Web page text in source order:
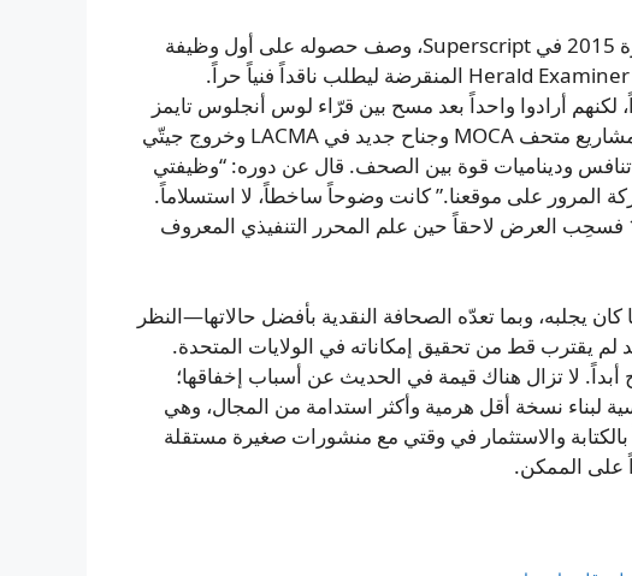
عرف نايت حدود الصناعة من تجربته. في محاضرة 2015 في Superscript، وصف حصوله على أول وظيفة
صحفية عام 1980 عندما اتصل محرر في صحيفة Herald Examiner المنقرضة ليطلب ناقداً فنياً حراً.
يوظف قط ناقداً، لكنهم أرادوا واحداً بعد مسح بين قرّاء لوس أنجلوس تايمز
كشف رغبة بمزيد من التغطية الفنية—خاصة مع مشاريع متحف MOCA وجناح جديد في LACMA وخروج جيتّي
تنافس وديناميات قوة بين الصحف. قال عن دوره: “وظيفتي
المرور على موقعنا.” كانت وضوحاً ساخطاً، لا استسلاماً.
عرضت عليه وظيفة في نيويورك تايمز عام 1982 فسحِب العرض لاحقاً حين علم المحرر التنفيذي المعروف
يجلبه، وبما تعدّه الصحافة النقدية بأفضل حالاتها—النظر
لم يقترب قط من تحقيق إمكاناته في الولايات المتحدة.
لا تزال هناك قيمة في الحديث عن أسباب إخفاقها؛
لبناء نسخة أقل هرمية وأكثر استدامة من المجال، وهي
بالكتابة والاستثمار في وقتي مع منشورات صغيرة مستقلة
على الممكن.